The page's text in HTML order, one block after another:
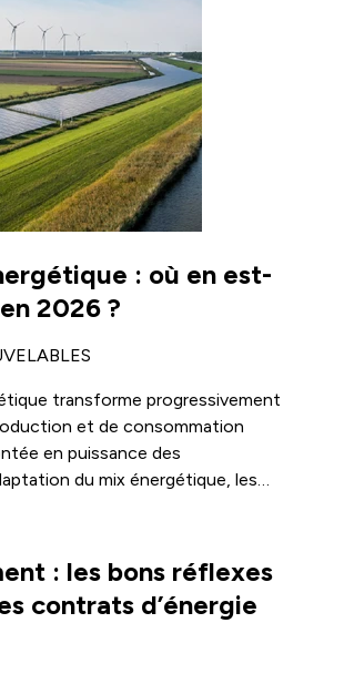
: où en est-
2026 ?
transforme progressivement
et de consommation
en puissance des
du mix énergétique, les
ont un rôle clé à jouer à travers
Aujourd’hui, mieux
permet d’agir concrètement.
terme, au cœur des
avec une ambition claire :
: les bons réflexes
contrats d’énergie